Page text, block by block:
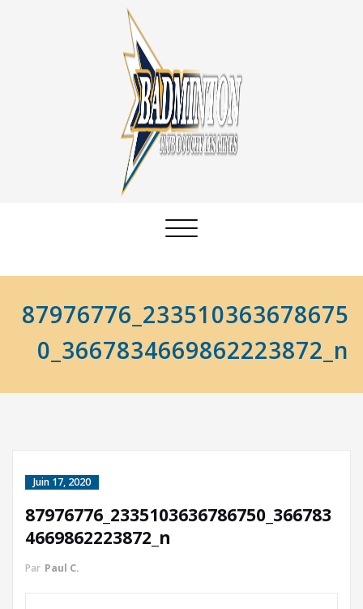
Afficher/masquer
87976776_233510363678675
0_3667834669862223872_n
Juin 17, 2020
87976776_2335103636786750_366783
4669862223872_n
Par Paul C.